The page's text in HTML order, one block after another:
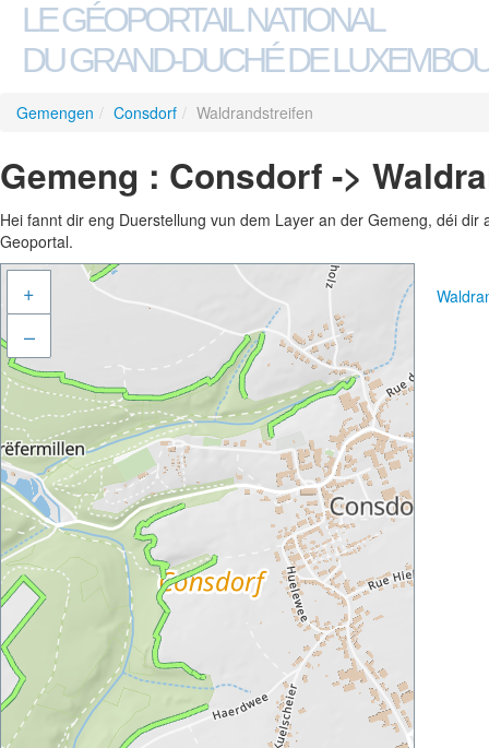
LE GÉOPORTAIL NATIONAL
DU GRAND-DUCHÉ DE
Gemengen / Consdorf / Waldrandstreifen
Gemeng : Consdorf ->
Hei fannt dir eng Duerstellung vun dem Layer an der Gemeng, déi
Geoportal.
+
–